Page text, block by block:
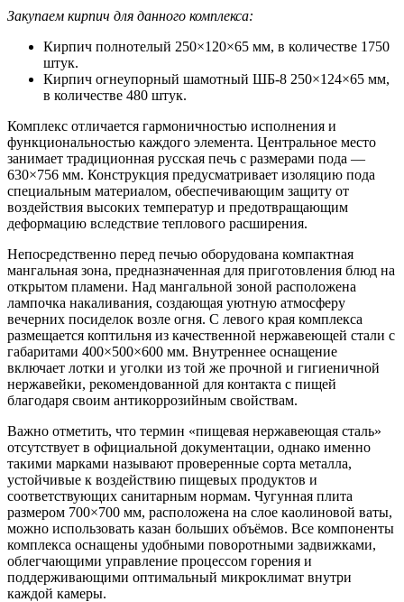
Закупаем кирпич для данного комплекса:
Кирпич полнотелый 250×120×65 мм, в количестве 1750
штук.
Кирпич огнеупорный шамотный ШБ-8 250×124×65 мм,
в количестве 480 штук.
Комплекс отличается гармоничностью исполнения и
функциональностью каждого элемента. Центральное место
занимает традиционная русская печь с размерами пода —
630×756 мм. Конструкция предусматривает изоляцию пода
специальным материалом, обеспечивающим защиту от
воздействия высоких температур и предотвращающим
деформацию вследствие теплового расширения.
Непосредственно перед печью оборудована компактная
мангальная зона, предназначенная для приготовления блюд на
открытом пламени. Над мангальной зоной расположена
лампочка накаливания, создающая уютную атмосферу
вечерних посиделок возле огня. С левого края комплекса
размещается коптильня из качественной нержавеющей стали с
габаритами 400×500×600 мм. Внутреннее оснащение
включает лотки и уголки из той же прочной и гигиеничной
нержавейки, рекомендованной для контакта с пищей
благодаря своим антикоррозийным свойствам.
Важно отметить, что термин «пищевая нержавеющая сталь»
отсутствует в официальной документации, однако именно
такими марками называют проверенные сорта металла,
устойчивые к воздействию пищевых продуктов и
соответствующих санитарным нормам. Чугунная плита
размером 700×700 мм, расположена на слое каолиновой ваты,
можно использовать казан больших объёмов. Все компоненты
комплекса оснащены удобными поворотными задвижками,
облегчающими управление процессом горения и
поддерживающими оптимальный микроклимат внутри
каждой камеры.